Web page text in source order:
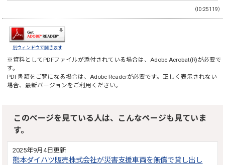
（ID:25119）
別ウィンドウで開きます
※資料としてPDFファイルが添付されている場合は、 Adobe Acrobat(R)が必要で
す。
PDF書類をご覧になる場合は、 Adobe Readerが必要です。正しく表示されない
場合、最新バージョンをご利用ください。
このページを見ている人は、こんなページも見ていま
す。
2025年9月4日更新
熊本ダイハツ販売株式会社が災害支援車両を無償で貸し出し